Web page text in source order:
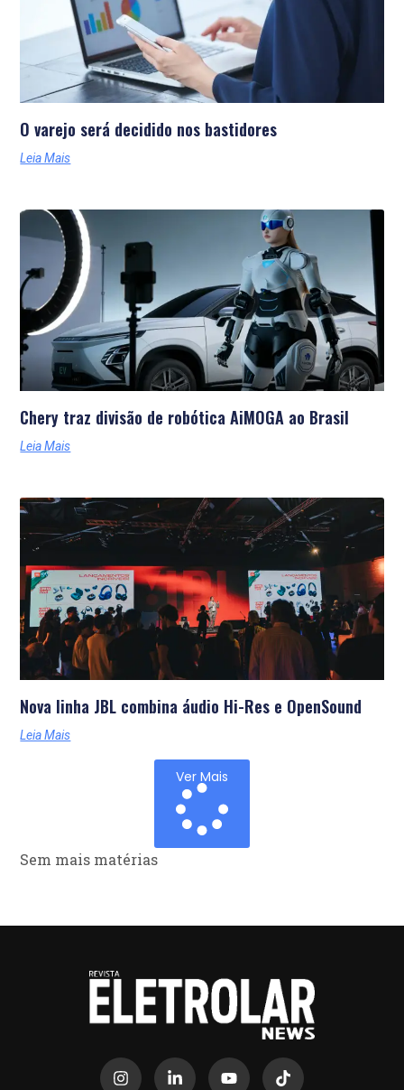
O varejo será decidido nos bastidores
Leia Mais
Chery traz divisão de robótica AiMOGA ao Brasil
Leia Mais
Nova linha JBL combina áudio Hi-Res e OpenSound
Leia Mais
Ver Mais
Sem mais matérias